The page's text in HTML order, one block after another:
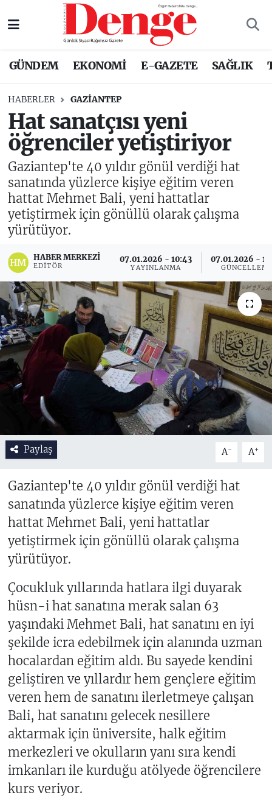
GÜNDEM EKONOMİ E-GAZETE SAĞLIK
HABERLER GAZIANTEP
Hat sanatçısı yeni
öğrenciler yetiştiriyor
Gaziantep'te 40 yıldır gönül verdiği hat
sanatında yüzlerce kişiye eğitim veren
hattat Mehmet Bali, yeni hattatlar
yetiştirmek için gönüllü olarak çalışma
yürütüyor.
HABER MERKEZI
EDITÖR
07.01.2026 - 10:43
YAYINLANMA
07.01.2026 -
Paylaş A- A+
Gaziantep'te 40 yıldır gönül verdiği hat
sanatında yüzlerce kişiye eğitim veren
hattat Mehmet Bali, yeni hattatlar
yetiştirmek için gönüllü olarak çalışma
yürütüyor.
Çocukluk yıllarında hatlara ilgi duyarak
hüsn-i hat sanatına merak salan 63
yaşındaki Mehmet Bali, hat sanatını en iyi
şekilde icra edebilmek için alanında uzman
hocalardan eğitim aldı. Bu sayede kendini
geliştiren ve yıllardır hem gençlere eğitim
veren hem de sanatını ilerletmeye çalışan
Bali, hat sanatını gelecek nesillere
aktarmak için üniversite, halk eğitim
merkezleri ve okulların yanı sıra kendi
imkanları ile kurduğu atölyede öğrencilere
kurs veriyor.
Nöbetçi Eczaneler
Süper Lig Puan Durumu ve Fikstür
Tüm Manşetler
Son Dakika Haberleri
Haber Arşivi